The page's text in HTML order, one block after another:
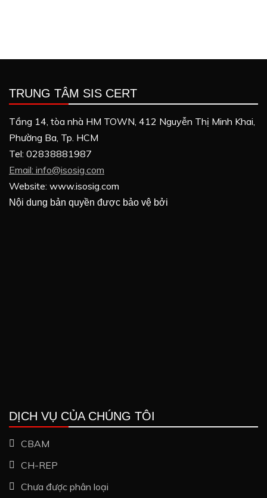
TRUNG TÂM SIS CERT
Tầng 14, tòa nhà HM TOWN, 412 Nguyễn Thị Minh Khai,
Phường Ba, Tp. HCM
Tel: 02838881987
Email: info@isosig.com
Website: www.isosig.com
Nội dung bản quyền được bảo vệ bởi
DỊCH VỤ CỦA CHÚNG TÔI
CBAM
CH-REP
Chưa được phân loại